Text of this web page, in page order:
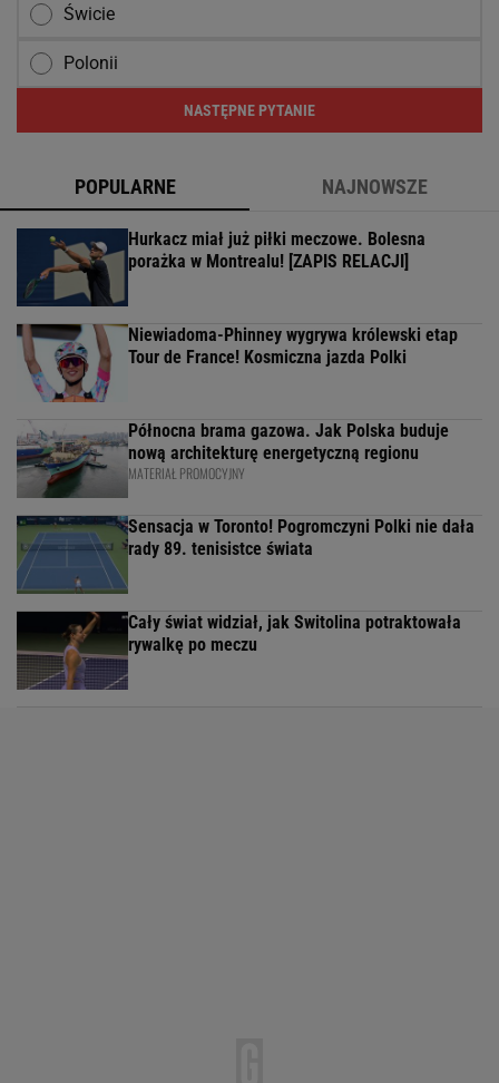
Świcie
Polonii
NASTĘPNE PYTANIE
POPULARNE NAJNOWSZE
Hurkacz miał już piłki meczowe. Bolesna
porażka w Montrealu! [ZAPIS RELACJI]
Niewiadoma-Phinney wygrywa królewski etap
Tour de France! Kosmiczna jazda Polki
Północna brama gazowa. Jak Polska buduje
nową architekturę energetyczną regionu
MATERIAŁ PROMOCYJNY
Sensacja w Toronto! Pogromczyni Polki nie dała
rady 89. tenisistce świata
Cały świat widział, jak Switolina potraktowała
rywalkę po meczu